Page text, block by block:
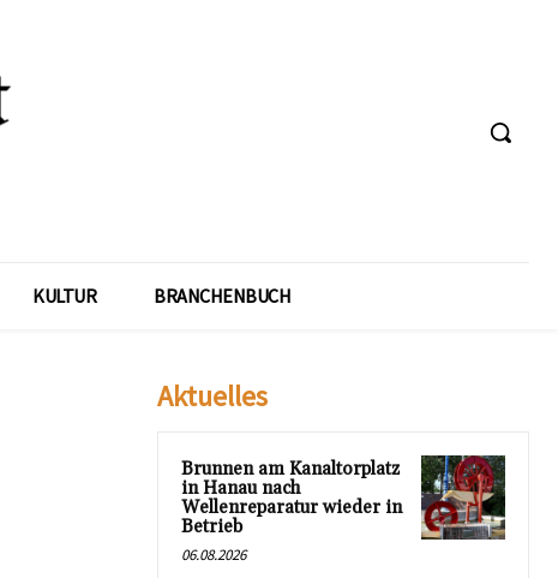
KULTUR BRANCHENBUCH
Aktuelles
Brunnen am Kanaltorplatz
in Hanau nach
Wellenreparatur wieder in
Betrieb
06.08.2026